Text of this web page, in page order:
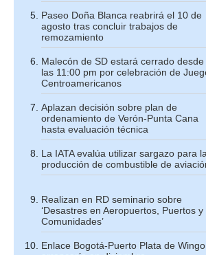
Paseo Doña Blanca reabrirá el 10 de
agosto tras concluir trabajos de
remozamiento
Malecón de SD estará cerrado desde
las 11:00 pm por celebración de
Centroamericanos
Aplazan decisión sobre plan de
ordenamiento de Verón-Punta Cana
hasta evaluación técnica
La IATA evalúa utilizar sargazo para la
producción de combustible de
Realizan en RD seminario sobre
‘Desastres en Aeropuertos, Puertos y
Comunidades’
Enlace Bogotá-Puerto Plata de Wingo